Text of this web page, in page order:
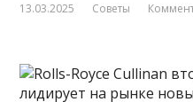
13.03.2025 Советы